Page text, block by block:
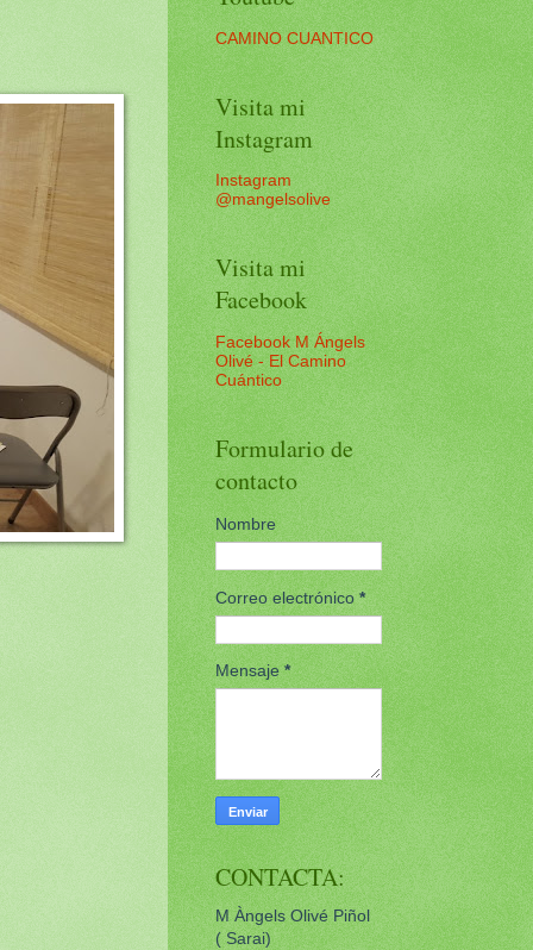
CAMINO CUANTICO
Visita mi
Instagram
Instagram
@mangelsolive
Visita mi
Facebook
Facebook M Ángels
Olivé - El Camino
Cuántico
Formulario de
contacto
Nombre
Correo electrónico*
Mensaje*
CONTACTA:
M Àngels Olivé Piñol
( Sarai)